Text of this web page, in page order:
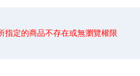
指定的商品不存在或無瀏覽權限